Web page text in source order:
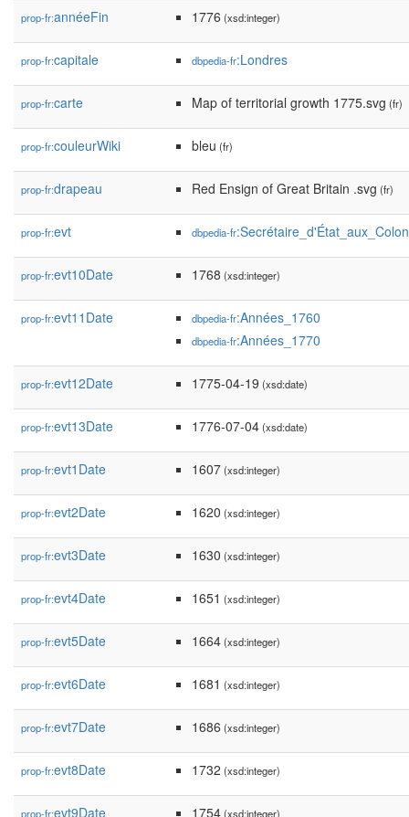
prop-fr:annéeFin 1776 (xsd:integer)
prop-fr:capitale dbpedia-fr:Londres
prop-fr:carte Map of territorial growth 1775.svg (fr)
prop-fr:couleurWiki bleu (fr)
prop-fr:drapeau Red Ensign of Great Britain .svg (fr)
prop-fr:evt dbpedia-fr
prop-fr:evt10Date 1768 (xsd:integer)
prop-fr:evt11Date dbpedia-fr:Années_1760
dbpedia-fr:Années_1770
prop-fr:evt12Date 1775-04-19 (xsd:date)
prop-fr:evt13Date 1776-07-04(xsd:date)
prop-fr:evt1Date 1607(xsd:integer)
prop-fr:evt2Date 1620 (xsd:integer)
prop-fr:evt3Date 1630 (xsd:integer)
prop-fr:evt4Date 1651 (xsd:integer)
prop-fr:evt5Date 1664(xsd:integer)
prop-fr:evt6Date 1681 (xsd:integer)
prop-fr:evt7Date 1686 (xsd:integer)
prop-fr:evt8Date 1732 (xsd:integer)
prop-fr:evt9Date 1754(xsd:integer)